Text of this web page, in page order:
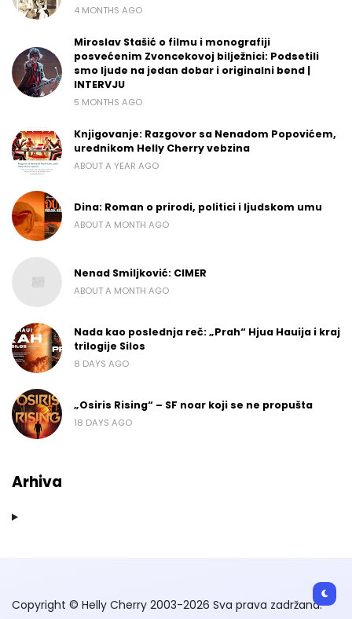
4 MONTHS AGO
Miroslav Stašić o filmu i monografiji
posvećenim Zvoncekovoj bilježnici: Podsetili
smo ljude na jedan dobar i originalni bend |
INTERVJU
5 MONTHS AGO
Knjigovanje: Razgovor sa Nenadom Popovićem,
urednikom Helly Cherry vebzina
ABOUT A YEAR AGO
Dina: Roman o prirodi, politici i ljudskom umu
ABOUT A MONTH AGO
Nenad Smiljković: CIMER
ABOUT A MONTH AGO
Nada kao poslednja reč: „Prah“ Hjua Hauija i kraj
trilogije Silos
8 DAYS AGO
„Osiris Rising“ – SF noar koji se ne propušta
18 DAYS AGO
Arhiva
Copyright © Helly Cherry 2003-2026 Sva prava zadržana.